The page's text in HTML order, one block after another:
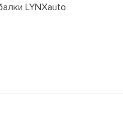
LYNXauto